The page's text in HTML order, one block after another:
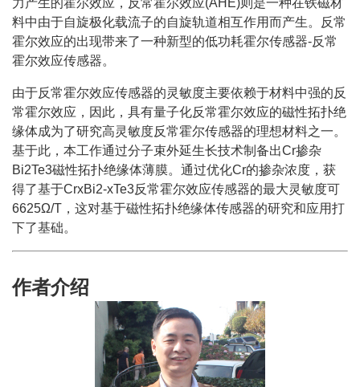
力产生的霍尔效应，反常霍尔效应(AHE)则是一种在铁磁材
料中由于自旋极化载流子的自旋轨道相互作用而产生。反常
霍尔效应的出现带来了一种新型的低功耗霍尔传感器-反常
霍尔效应传感器。
由于反常霍尔效应传感器的灵敏度主要依赖于材料中强的反
常霍尔效应，因此，具有量子化反常霍尔效应的磁性拓扑绝
缘体成为了研究高灵敏度反常霍尔传感器的理想材料之一。
基于此，本工作通过分子束外延生长技术制备出Cr掺杂
Bi2Te3磁性拓扑绝缘体薄膜。通过优化Cr的掺杂浓度，获
得了基于CrxBi2-xTe3反常霍尔效应传感器的最大灵敏度可
6625Ω/T，这对基于磁性拓扑绝缘体传感器的研究和应用打
下了基础。
作者介绍